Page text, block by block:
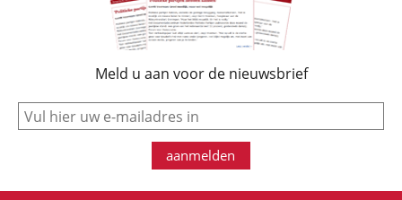
Meld u aan voor de nieuwsbrief
e-mail
aanmelden